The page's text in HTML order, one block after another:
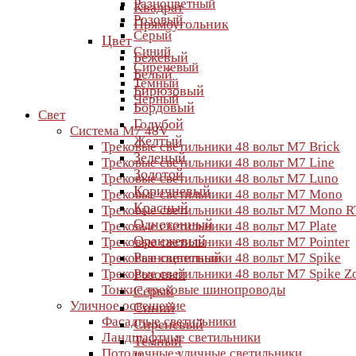
Разноцветный
Розовый
Серый
Синий
Сиреневый
Темный
Черный
Свет
Система M7 48V
Трековые светильники 48 вольт M7 Brick
Трековые светильники 48 вольт M7 Line
Трековые светильники 48 вольт M7 Luno
Трековые светильники 48 вольт M7 Mono
Трековые светильники 48 вольт M7 Mono
Трековые светильники 48 вольт M7 Plate
Трековые светильники 48 вольт M7 Pointer
Трековые светильники 48 вольт M7 Spike
Трековые светильники 48 вольт M7 Spike
Тонкие трековые шинопроводы
Уличное освещение
Фасадные светильники
Ландшафтные светильники
Квадрат
Прямоугольник
Цвет
Бежевый
Белый
Бирюзовый
Бордовый
Голубой
Желтый
Зеленый
Золотой
Коричневый
Красный
Однотонный
Оранжевый
Разноцветный
Розовый
Серый
Синий
Сиреневый
Темный